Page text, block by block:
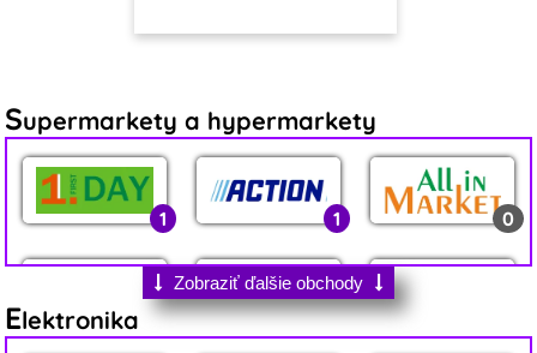
Supermarkety a hypermarkety
1 1 0
0 2
Zobraziť ďalšie obchody
Elektronika